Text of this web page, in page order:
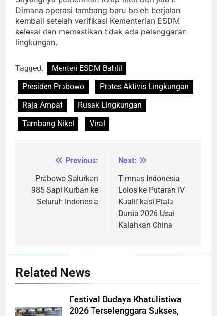
Dimana operasi tambang baru boleh berjalan
kembali setelah verifikasi Kementerian ESDM
selesai dan memastikan tidak ada pelanggaran
lingkungan.
Tagged:
Menteri ESDM Bahlil
Presiden Prabowo
Protes Aktivis Lingkungan
Raja Ampat
Rusak Lingkungan
Tambang Nikel
Viral
Navigasi
pos
Previous:
Prabowo Salurkan
985 Sapi Kurban ke
Seluruh Indonesia
Next:
Timnas Indonesia
Lolos ke Putaran IV
Kualifikasi Piala
Dunia 2026 Usai
Kalahkan China
Related News
Festival Budaya Khatulistiwa
2026 Terselenggara Sukses,